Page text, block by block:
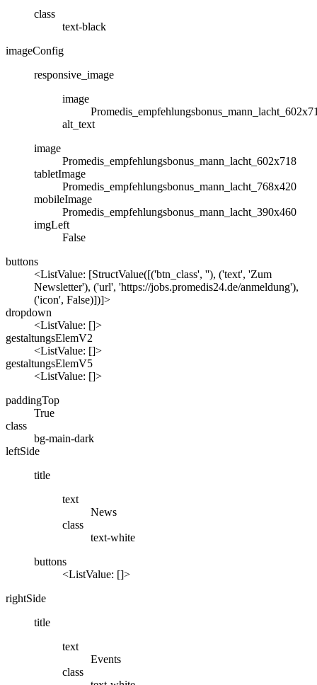
class
text-black
imageConfig
responsive_image
image
alt_text
image
Promedis_empfehlungsbonus_mann_lacht_602x718
tabletImage
Promedis_empfehlungsbonus_mann_lacht_768x420
mobileImage
Promedis_empfehlungsbonus_mann_lacht_390x460
imgLeft
False
buttons
<ListValue: [StructValue([('btn_class', ''), ('text', 'Zum
Newsletter'), ('url', 'https://jobs.promedis24.de/anmeldung'),
('icon', False)])]>
dropdown
<ListValue: []>
gestaltungsElemV2
<ListValue: []>
gestaltungsElemV5
<ListValue: []>
paddingTop
True
class
bg-main-dark
leftSide
title
text
News
class
text-white
buttons
<ListValue: []>
rightSide
title
text
Events
class